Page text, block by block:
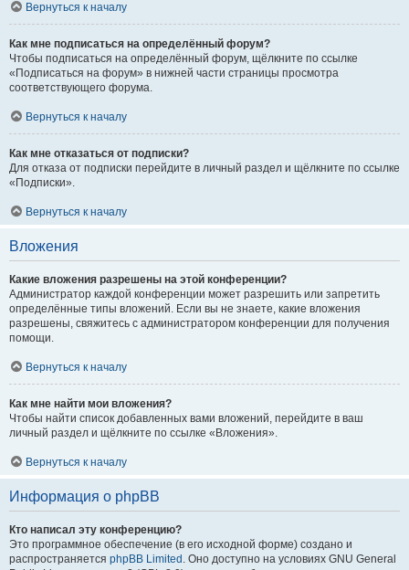
Вернуться к началу
Как мне подписаться на определённый форум?
Чтобы подписаться на определённый форум, щёлкните по ссылке
«Подписаться на форум» в нижней части страницы просмотра
соответствующего форума.
Вернуться к началу
Как мне отказаться от подписки?
Для отказа от подписки перейдите в личный раздел и щёлкните по ссылке
«Подписки».
Вернуться к началу
Вложения
Какие вложения разрешены на этой конференции?
Администратор каждой конференции может разрешить или запретить
определённые типы вложений. Если вы не знаете, какие вложения
разрешены, свяжитесь с администратором конференции для получения
помощи.
Вернуться к началу
Как мне найти мои вложения?
Чтобы найти список добавленных вами вложений, перейдите в ваш
личный раздел и щёлкните по ссылке «Вложения».
Вернуться к началу
Информация о phpBB
Кто написал эту конференцию?
Это программное обеспечение (в его исходной форме) создано и
распространяется phpBB Limited . Оно доступно на условиях GNU General